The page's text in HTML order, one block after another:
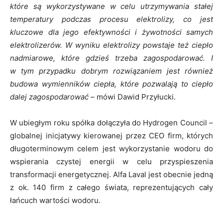
które są wykorzystywane w celu utrzymywania stałej
temperatury podczas procesu elektrolizy, co jest
kluczowe dla jego efektywności i żywotności samych
elektrolizerów. W wyniku elektrolizy powstaje też ciepło
nadmiarowe, które gdzieś trzeba zagospodarować. I
w tym przypadku dobrym rozwiązaniem jest również
budowa wymienników ciepła, które pozwalają to ciepło
dalej zagospodarować – mówi Dawid Przyłucki.
W ubiegłym roku spółka dołączyła do Hydrogen Council –
globalnej inicjatywy kierowanej przez CEO firm, których
długoterminowym celem jest wykorzystanie wodoru do
wspierania czystej energii w celu przyspieszenia
transformacji energetycznej. Alfa Laval jest obecnie jedną
z ok. 140 firm z całego świata, reprezentujących cały
łańcuch wartości wodoru.